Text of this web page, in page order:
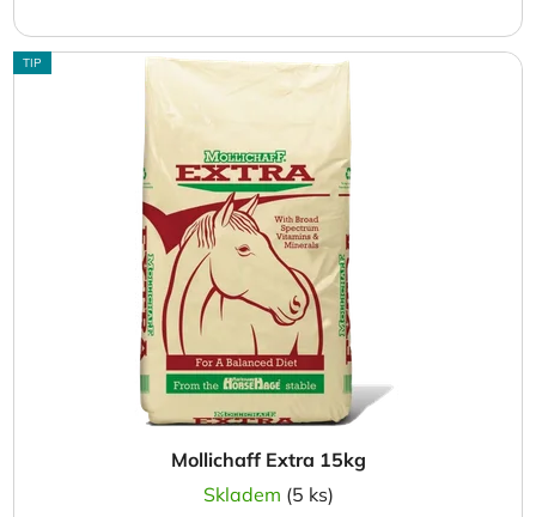
TIP
Mollichaff Extra 15kg
Skladem (5 ks)